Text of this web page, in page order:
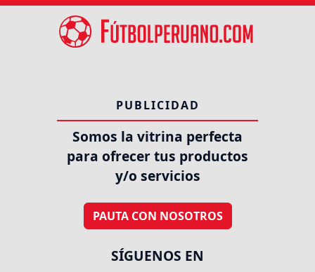
PUBLICIDAD
Somos la vitrina perfecta
para ofrecer tus productos
y/o servicios
PAUTA CON NOSOTROS
SÍGUENOS EN